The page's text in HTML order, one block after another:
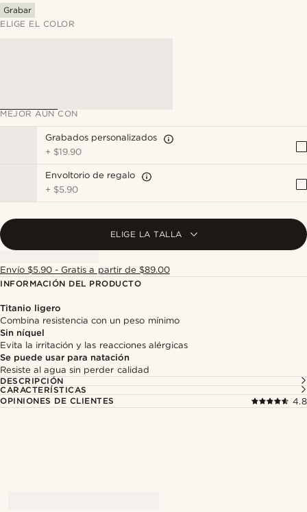
Grabar
ELIGE EL COLOR
MEJOR AÚN CON
Grabados personalizados
+ $19.90
Envoltorio de regalo
+ $5.90
ELIGE LA TALLA
Envío $5.90 - Gratis a partir de $89.00
INFORMACIÓN DEL PRODUCTO
Titanio ligero
Combina resistencia con un peso mínimo
Sin níquel
Evita la irritación y las reacciones alérgicas
Se puede usar para natación
Resiste al agua sin perder calidad
DESCRIPCIÓN
CARACTERÍSTICAS
OPINIONES DE CLIENTES
4.8